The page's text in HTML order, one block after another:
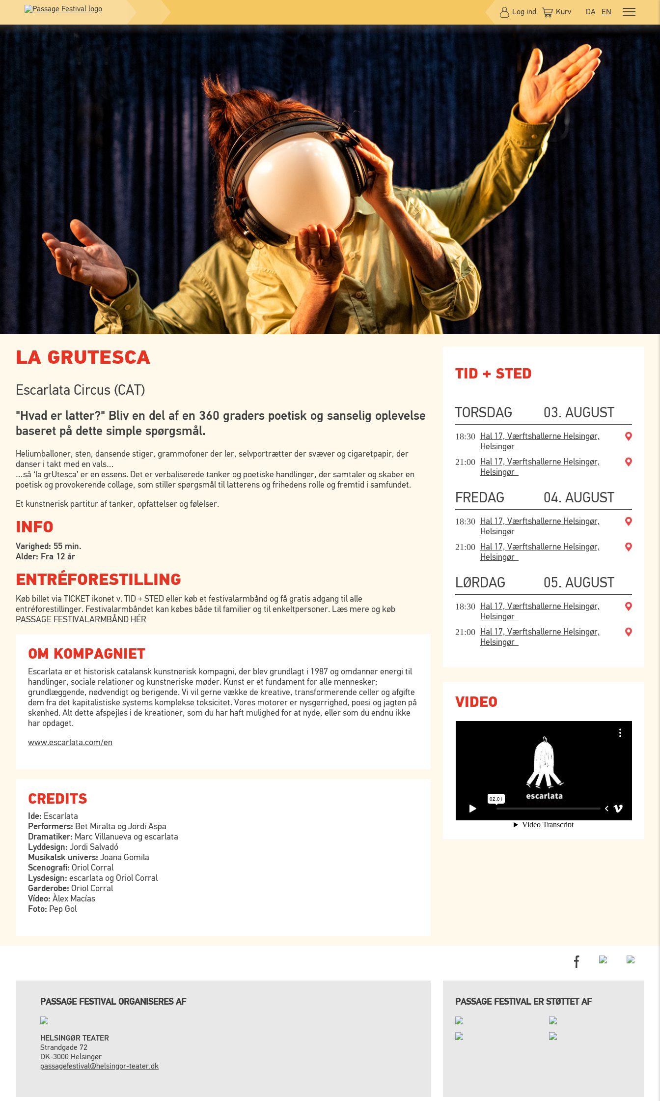
Log ind Kurv DA EN
LA GRUTESCA
Escarlata Circus (CAT)
"Hvad er latter?" Bliv en del af en 360 graders poetisk og sanselig oplevelse
baseret på dette simple spørgsmål.
Heliumballoner, sten, dansende stiger, grammofoner der ler, selvportrætter der svæver og cigaretpapir, der
danser i takt med en vals…
…så ‘la grUtesca’ er en essens. Det er verbaliserede tanker og poetiske handlinger, der samtaler og skaber en
poetisk og provokerende collage, som stiller spørgsmål til latterens og frihedens rolle og fremtid i samfundet.
Et kunstnerisk partitur af tanker, opfattelser og følelser.
INFO
Varighed: 55 min.
Alder: Fra 12 år
ENTRÉFORESTILLING
Køb billet via TICKET ikonet v. TID + STED eller køb et festivalarmbånd og få gratis adgang til alle
entréforestillinger. Festivalarmbåndet kan købes både til familier og til enkeltpersoner. Læs mere og køb
PASSAGE FESTIVALARMBÅND HÉR
TID + STED
TORSDAG 03. AUGUST
18:30
Hal 17, Værftshallerne Helsingør,
Helsingør
21:00
Hal 17, Værftshallerne Helsingør,
Helsingør
FREDAG 04. AUGUST
18:30
Hal 17, Værftshallerne Helsingør,
Helsingør
21:00
Hal 17, Værftshallerne Helsingør,
Helsingør
LØRDAG 05. AUGUST
18:30
Hal 17, Værftshallerne Helsingør,
Helsingør
21:00
Hal 17, Værftshallerne Helsingør,
Helsingør
VIDEO
OM KOMPAGNIET
Escarlata er et historisk catalansk kunstnerisk kompagni, der blev grundlagt i 1987 og omdanner energi til
handlinger, sociale relationer og kunstneriske møder. Kunst er et fundament for alle mennesker;
grundlæggende, nødvendigt og berigende. Vi vil gerne vække de kreative, transformerende celler og afgifte
dem fra det kapitalistiske systems komplekse toksicitet. Vores motorer er nysgerrighed, poesi og jagten på
skønhed. Alt dette afspejles i de kreationer, som du har haft mulighed for at nyde, eller som du endnu ikke
har opdaget.
www.escarlata.com/en
CREDITS
Ide: Escarlata
Performers: Bet Miralta og Jordi Aspa
Dramatiker: Marc Villanueva og escarlata
Lyddesign: Jordi Salvadó
Musikalsk univers: Joana Gomila
Scenografi: Oriol Corral
Lysdesign: escarlata og Oriol Corral
Garderobe: Oriol Corral
Vídeo: Àlex Macías
Foto: Pep Gol
PASSAGE FESTIVAL ORGANISERES AF
HELSINGØR TEATER
Strandgade 72
DK-3000 Helsingør
passagefestival@helsingor-teater.dk
PASSAGE FESTIVAL ER STØTTET AF